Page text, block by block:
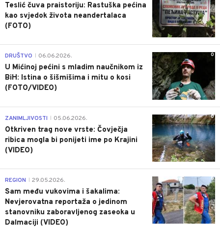
Teslić čuva praistoriju: Rastuška pećina
kao svjedok života neandertalaca
(FOTO)
0
DRUŠTVO 06.06.2026.
U Mićinoj pećini s mladim naučnikom iz
BiH: Istina o šišmišima i mitu o kosi
(FOTO/VIDEO)
0
ZANIMLJIVOSTI 05.06.2026.
Otkriven trag nove vrste: Čovječja
ribica mogla bi ponijeti ime po Krajini
(VIDEO)
0
REGION 29.05.2026.
Sam među vukovima i šakalima:
Nevjerovatna reportaža o jedinom
stanovniku zaboravljenog zaseoka u
Dalmaciji (VIDEO)